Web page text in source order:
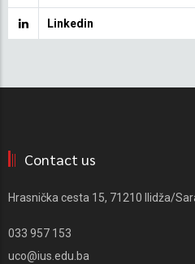
Linkedin
Contact us
Hrasnička cesta 15, 71210 Ilidža/
033 957 153
uco@ius.edu.ba